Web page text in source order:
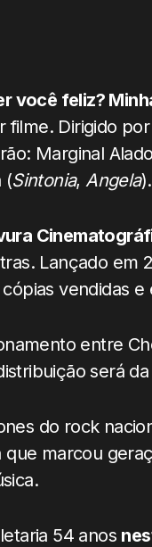
você feliz?
filme. Dirigido
Marginal
(Sintonia,Angela).
Lançado em
vendidas e
entre
será
do rock
marcou
54 anos